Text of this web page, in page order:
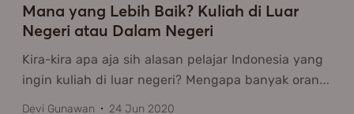
Mana yang Lebih Baik? Kuliah di Luar
Negeri atau Dalam Negeri
Kira-kira apa aja sih alasan pelajar Indonesia yang
ingin kuliah di luar negeri? Mengapa banyak oran…
Devi Gunawan 24 Jun 2020